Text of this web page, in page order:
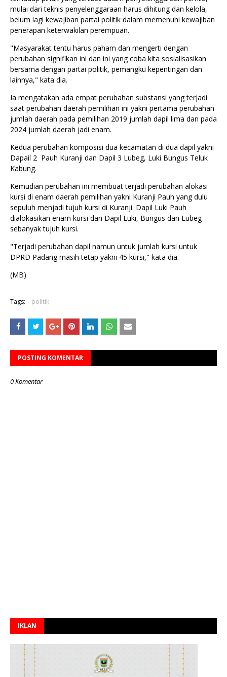
mulai dari teknis penyelenggaraan harus dihitung dan kelola,
belum lagi kewajiban partai politik dalam memenuhi kewajiban
penerapan keterwakilan perempuan.
"Masyarakat tentu harus paham dan mengerti dengan
perubahan signifikan ini dan ini yang coba kita sosialisasikan
bersama dengan partai politik, pemangku kepentingan dan
lainnya," kata dia.
Ia mengatakan ada empat perubahan substansi yang terjadi
saat perubahan daerah pemilihan ini yakni pertama perubahan
jumlah daerah pada pemilihan 2019 jumlah dapil lima dan pada
2024 jumlah daerah jadi enam.
Kedua perubahan komposisi dua kecamatan di dua dapil yakni
Dapail 2 Pauh Kuranji dan Dapil 3 Lubeg, Luki Bungus Teluk
Kabung.
Kemudian perubahan ini membuat terjadi perubahan alokasi
kursi di enam daerah pemilihan yakni Kuranji Pauh yang dulu
sepuluh menjadi tujuh kursi di Kuranji. Dapil Luki Pauh
dialokasikan enam kursi dan Dapil Luki, Bungus dan Lubeg
sebanyak tujuh kursi.
"Terjadi perubahan dapil namun untuk jumlah kursi untuk
DPRD Padang masih tetap yakni 45 kursi," kata dia.
(MB)
Tags: politik
POSTING KOMENTAR
0 Komentar
IKLAN